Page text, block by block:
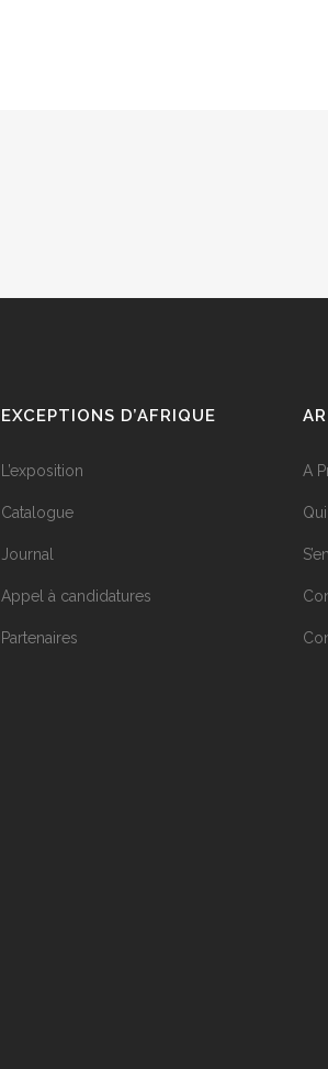
EXCEPTIONS D’AFRIQUE
L’exposition
Catalogue
Journal
Appel à candidatures
Partenaires
A